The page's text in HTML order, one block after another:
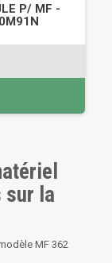
P/ MF -
sur la
MF 362